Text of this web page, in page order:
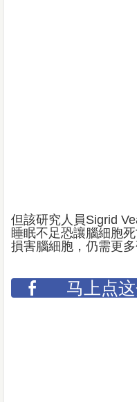
但該研究人員Sigrid
睡眠不足恐讓腦細胞
損害腦細胞，仍需更多
马上点